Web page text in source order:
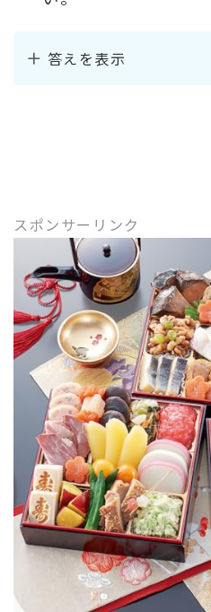
答えを表示
スポンサーリンク